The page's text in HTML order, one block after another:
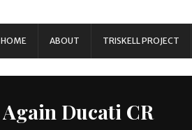
HOME ABOUT TRISKELL PROJECT
Again Ducati CR